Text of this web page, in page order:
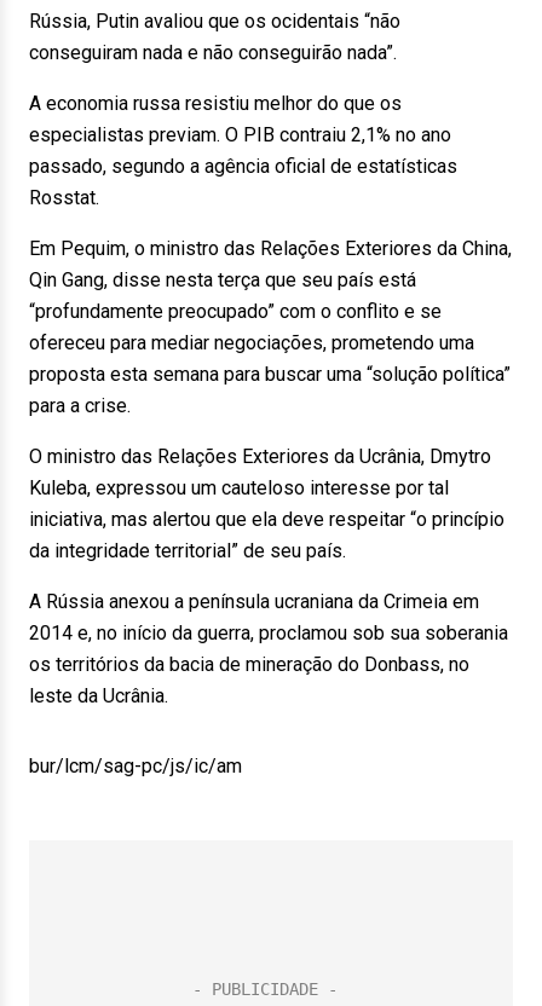
Rússia, Putin avaliou que os ocidentais “não
conseguiram nada e não conseguirão nada”.
A economia russa resistiu melhor do que os
especialistas previam. O PIB contraiu 2,1% no ano
passado, segundo a agência oficial de estatísticas
Rosstat.
Em Pequim, o ministro das Relações Exteriores da China,
Qin Gang, disse nesta terça que seu país está
“profundamente preocupado” com o conflito e se
ofereceu para mediar negociações, prometendo uma
proposta esta semana para buscar uma “solução política”
para a crise.
O ministro das Relações Exteriores da Ucrânia, Dmytro
Kuleba, expressou um cauteloso interesse por tal
iniciativa, mas alertou que ela deve respeitar “o princípio
da integridade territorial” de seu país.
A Rússia anexou a península ucraniana da Crimeia em
2014 e, no início da guerra, proclamou sob sua soberania
os territórios da bacia de mineração do Donbass, no
leste da Ucrânia.
bur/lcm/sag-pc/js/ic/am